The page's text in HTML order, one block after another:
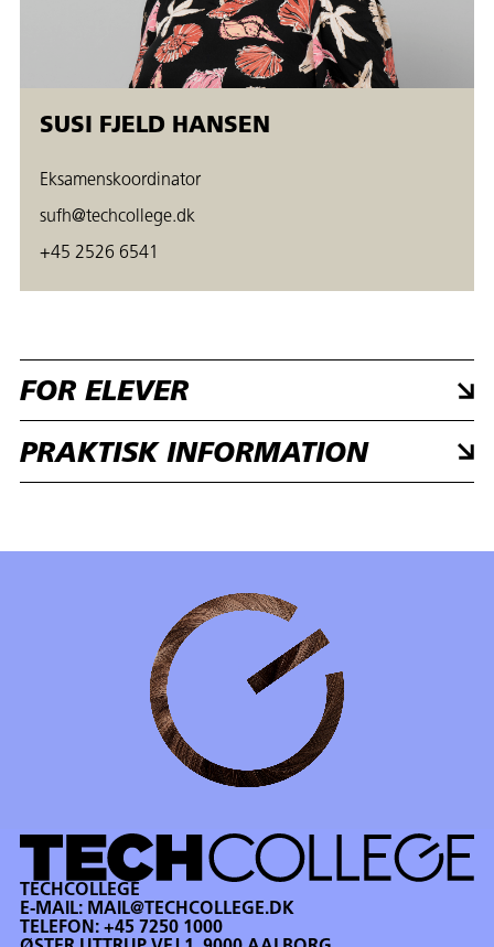
SUSI FJELD HANSEN
Eksamenskoordinator
sufh@techcollege.dk
+45 2526 6541
FOR ELEVER
PRAKTISK INFORMATION
TECHCOLLEGE
E-MAIL: MAIL@TECHCOLLEGE.DK
TELEFON:+45 7250 1000